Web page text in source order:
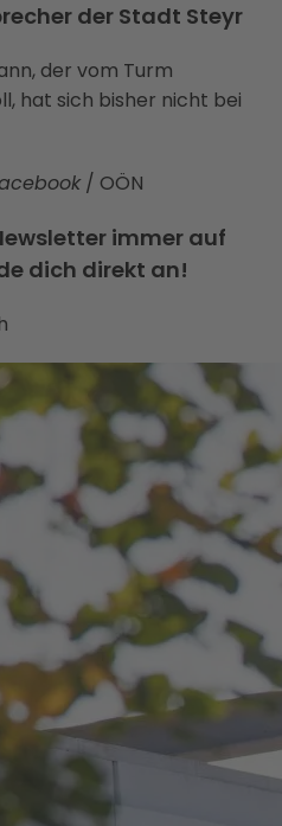
der Stadt Steyr
der vom Turm
hat sich bisher nicht bei
/ OÖN
immer auf
dich direkt an!